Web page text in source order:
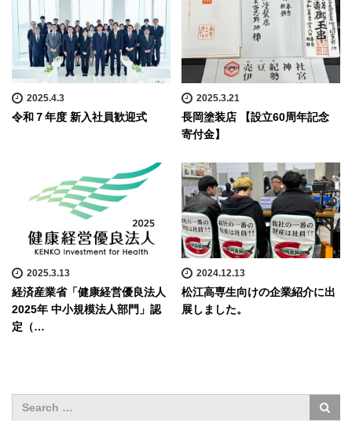
2025.4.3
令和７年度 新入社員歓迎式
2025.3.21
長岡塗装店 【設立60周年記念
寄付金】
2025.3.13
経済産業省「健康経営優良法人
2025年 中小規模法人部門」認
定（…
2024.12.13
松江高専生向けの企業紹介に出
展しました。